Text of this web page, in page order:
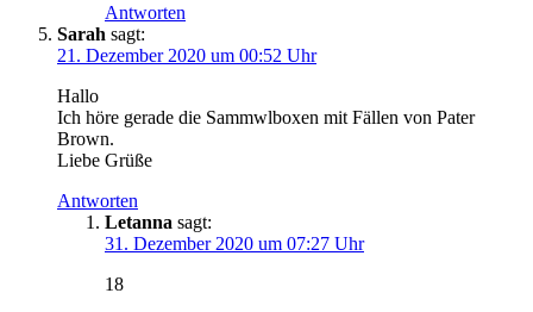
Antworten
Sarah sagt:
21. Dezember 2020 um 00:52 Uhr
Hallo
Ich höre gerade die Sammwlboxen mit Fällen von Pater
Brown.
Liebe Grüße
Antworten
Letanna sagt:
31. Dezember 2020 um 07:27 Uhr
18